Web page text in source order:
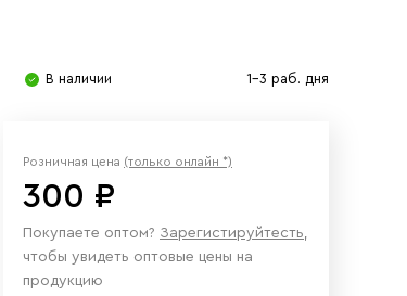
В наличии 1-3 раб. дня
Розничная цена (только онлайн *)
300 ₽
Покупаете оптом? Зарегистируйтесть,
чтобы увидеть оптовые цены на
продукцию